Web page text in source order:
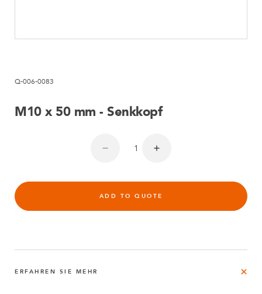
Q-006-0083
M10 x 50 mm - Senkkopf
ADD TO QUOTE
ERFAHREN SIE MEHR